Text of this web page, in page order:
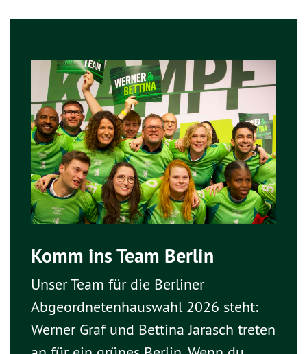
Komm ins Team Berlin
Unser Team für die Berliner
Abgeordnetenhauswahl 2026 steht:
Werner Graf und Bettina Jarasch treten